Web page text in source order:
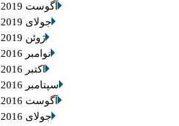
آگوست 2019
جولای 2019
ژوئن 2019
نوامبر 2016
اکتبر 2016
سپتامبر 2016
آگوست 2016
جولای 2016